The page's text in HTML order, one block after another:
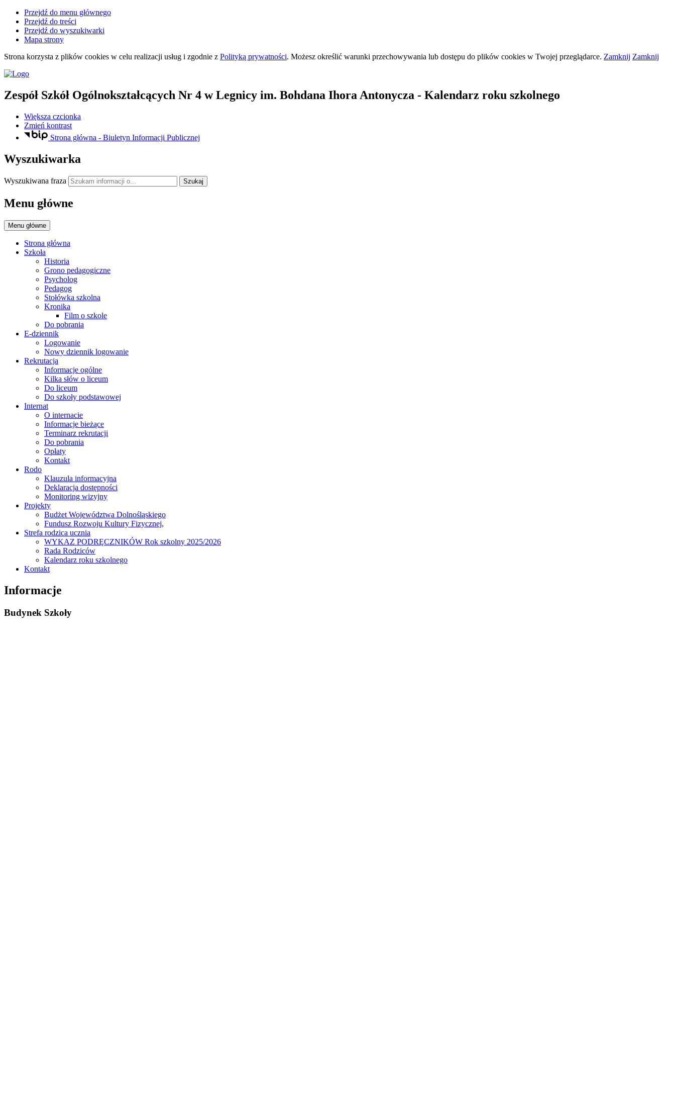
Przejdź do menu głównego
Przejdź do treści
Przejdź do wyszukiwarki
Mapa strony
Strona korzysta z plików cookies w celu realizacji usług i zgodnie z Polityką prywatności. Możesz określić warunki przechowywania lub dostępu do plików cookies w Twojej przeglądarce. Zamknij Zamknij
Zespół Szkół Ogólnokształcących Nr 4 w Legnicy im. Bohdana Ihora Antonycza - Kalendarz roku szkolnego
Większa czcionka
Zmień kontrast
Strona główna - Biuletyn Informacji Publicznej
Wyszukiwarka
Wyszukiwana fraza Szukaj
Menu główne
Menu główne
Strona główna
Szkoła
Historia
Grono pedagogiczne
Psycholog
Pedagog
Stołówka szkolna
Kronika
Film o szkole
Do pobrania
E-dziennik
Logowanie
Nowy dziennik logowanie
Rekrutacja
Informacje ogólne
Kilka słów o liceum
Do liceum
Do szkoły podstawowej
Internat
O internacie
Informacje bieżące
Terminarz rekrutacji
Do pobrania
Opłaty
Kontakt
Rodo
Klauzula informacyjna
Deklaracja dostępności
Monitoring wizyjny
Projekty
Budżet Województwa Dolnośląskiego
Fundusz Rozwoju Kultury Fizycznej,
Strefa rodzica ucznia
WYKAZ PODRĘCZNIKÓW Rok szkolny 2025/2026
Rada Rodziców
Kalendarz roku szkolnego
Kontakt
Informacje
Budynek Szkoły